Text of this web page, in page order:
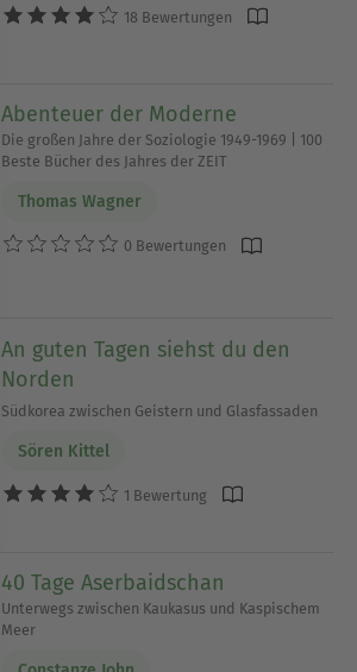
18 Bewertungen
Abenteuer der Moderne
Die großen Jahre der Soziologie 1949-1969 | 100
Beste Bücher des Jahres der ZEIT
Thomas Wagner
0 Bewertungen
An guten Tagen siehst du den
Norden
Südkorea zwischen Geistern und Glasfassaden
Sören Kittel
1 Bewertung
40 Tage Aserbaidschan
Unterwegs zwischen Kaukasus und Kaspischem
Meer